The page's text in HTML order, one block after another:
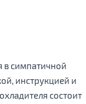
в симпатичной
инструкцией и
состоит